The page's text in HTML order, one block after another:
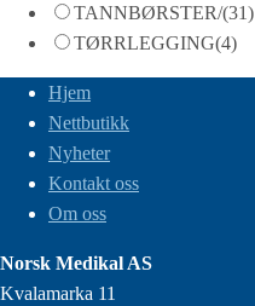
TANNBØRSTER/(31)
TØRRLEGGING(4)
Hjem
Nettbutikk
Nyheter
Kontakt oss
Om oss
Norsk Medikal AS
Kvalamarka 11